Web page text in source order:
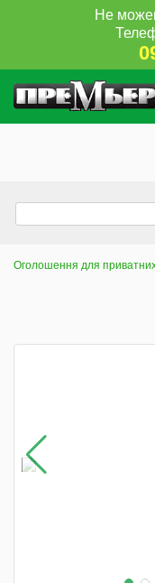
Не
Оголошення для